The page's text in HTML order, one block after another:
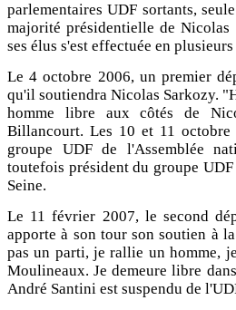
parlementaires UDF sortants,
majorité présidentielle de
ses élus s'est effectuée en
Le 4 octobre 2006, un premier
qu'il soutiendra Nicolas Sarkozy.
homme libre aux côtés de
Billancourt. Les 10 et 11 octobre
groupe UDF de l'Assemblée
toutefois président du groupe
Seine.
Le 11 février 2007, le second
apporte à son tour son soutien à
pas un parti, je rallie un homme,
Moulineaux. Je demeure libre
André Santini est suspendu de